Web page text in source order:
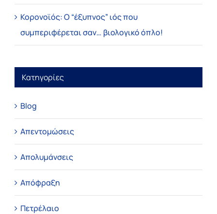
Κορονοϊός: Ο “έξυπνος” ιός που
συμπεριφέρεται σαν… βιολογικό όπλο!
Κατηγορίες
Blog
Απεντομώσεις
Απολυμάνσεις
Απόφραξη
Πετρέλαιο